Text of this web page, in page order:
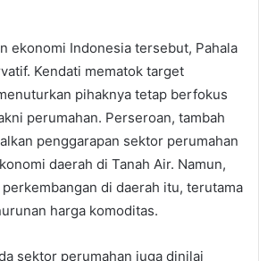
ekonomi Indonesia tersebut, Pahala
Kendati mematok target
pihaknya tetap berfokus
perumahan. Perseroan, tambah
penggarapan sektor perumahan
daerah di Tanah Air. Namun,
di daerah itu, terutama
harga komoditas.
sektor perumahan juga dinilai